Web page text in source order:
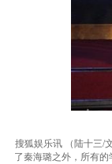
搜狐娱乐讯 （陆十三/
了秦海璐之外，所有